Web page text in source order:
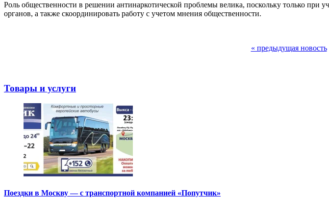
Роль общественности в решении антинаркотической проблемы велика, поскольку только
органов, а также скоординировать работу с учетом мнения общественности.
« предыдущая новость
Товары и услуги
Поездки в Москву — с транспортной компанией «Попутчик»